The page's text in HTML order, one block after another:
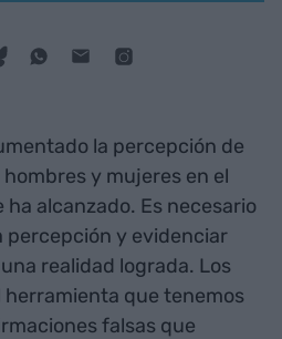
la percepción de
y mujeres en el
ha alcanzado. Es necesario
percepción y evidenciar
realidad lograda. Los
herramienta que tenemos
falsas que